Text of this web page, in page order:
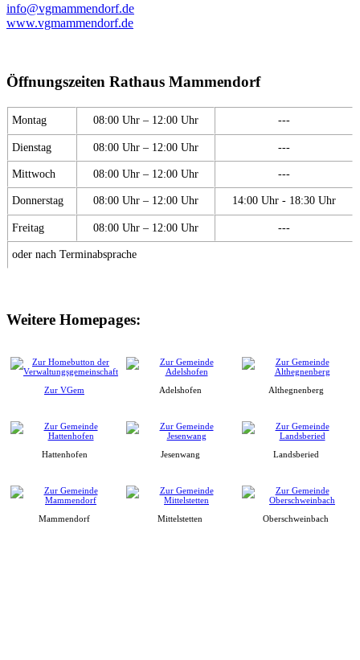
info@vgmammendorf.de
www.vgmammendorf.de
Öffnungszeiten Rathaus Mammendorf
Montag 08:00 Uhr – 12:00 Uhr ---
Dienstag 08:00 Uhr – 12:00 Uhr ---
Mittwoch 08:00 Uhr – 12:00 Uhr ---
Donnerstag 08:00 Uhr – 12:00 Uhr 14:00 Uhr - 18:30 Uhr
Freitag 08:00 Uhr – 12:00 Uhr ---
oder nach Terminabsprache
Weitere Homepages:
Zur VGem Adelshofen Althegnenberg
Hattenhofen Jesenwang Landsberied
Mammendorf Mittelstetten Oberschweinbach